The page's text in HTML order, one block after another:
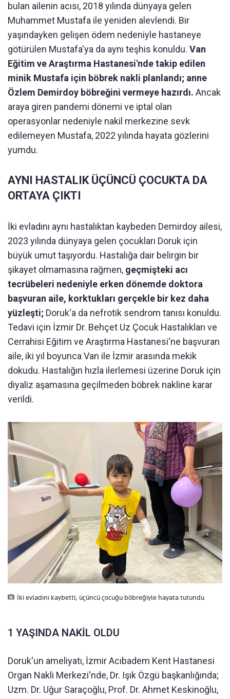
bulan ailenin acısı, 2018 yılında dünyaya gelen
Muhammet Mustafa ile yeniden alevlendi. Bir
yaşındayken gelişen ödem nedeniyle hastaneye
götürülen Mustafa'ya da aynı teşhis konuldu. Van
Eğitim ve Araştırma Hastanesi'nde takip edilen
minik Mustafa için böbrek nakli planlandı; anne
Özlem Demirdoy böbreğini vermeye hazırdı. Ancak
araya giren pandemi dönemi ve iptal olan
operasyonlar nedeniyle nakil merkezine sevk
edilemeyen Mustafa, 2022 yılında hayata gözlerini
yumdu.
AYNI HASTALIK ÜÇÜNCÜ ÇOCUKTA DA
ORTAYA ÇIKTI
İki evladını aynı hastalıktan kaybeden Demirdoy ailesi,
2023 yılında dünyaya gelen çocukları Doruk için
büyük umut taşıyordu. Hastalığa dair belirgin bir
şikayet olmamasına rağmen, geçmişteki acı
tecrübeleri nedeniyle erken dönemde doktora
başvuran aile, korktukları gerçekle bir kez daha
yüzleşti; Doruk'a da nefrotik sendrom tanısı konuldu.
Tedavi için İzmir Dr. Behçet Uz Çocuk Hastalıkları ve
Cerrahisi Eğitim ve Araştırma Hastanesi'ne başvuran
aile, iki yıl boyunca Van ile İzmir arasında mekik
dokudu. Hastalığın hızla ilerlemesi üzerine Doruk için
diyaliz aşamasına geçilmeden böbrek nakline karar
verildi.
İki evladını kaybetti, üçüncü çocuğu böbreğiyle hayata tutundu
1 YAŞINDA NAKİL OLDU
Doruk'un ameliyatı, İzmir Acıbadem Kent Hastanesi
Organ Nakli Merkezi'nde, Dr. Işık Özgü başkanlığında;
Uzm. Dr. Uğur Saraçoğlu, Prof. Dr. Ahmet Keskinoğlu,